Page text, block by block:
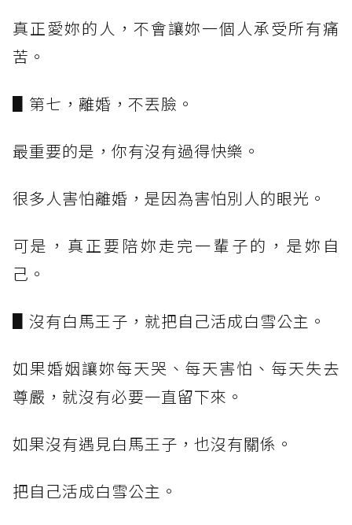
真正愛妳的人，不會讓妳一個人承受所有痛
苦。
▋第七，離婚，不丟臉。
最重要的是，你有沒有過得快樂。
很多人害怕離婚，是因為害怕別人的眼光。
可是，真正要陪妳走完一輩子的，是妳自
己。
▋沒有白馬王子，就把自己活成白雪公主。
如果婚姻讓妳每天哭、每天害怕、每天失去
尊嚴，就沒有必要一直留下來。
如果沒有遇見白馬王子，也沒有關係。
把自己活成白雪公主。